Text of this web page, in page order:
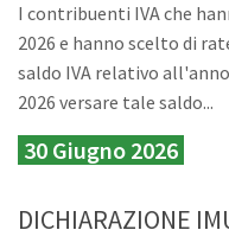
I contribuenti IVA che
2026 e hanno scelto di
saldo IVA relativo
2026 versare tale saldo...
30 Giugno 2026
DICHIARAZIONE